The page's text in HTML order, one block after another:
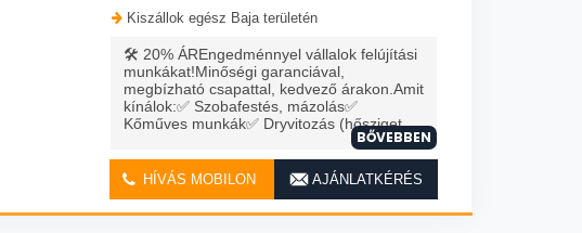
Kiszállok egész Baja területén
🛠️ 20% ÁREngedménnyel vállalok felújítási
munkákat!Minőségi garanciával,
megbízható csapattal, kedvező árakon.Amit
kínálok:✅ Szobafestés, mázolás✅
Kőműves munkák✅ Dryvitozás (hősziget...
BŐVEBBEN
HÍVÁS MOBILON AJÁNLATKÉRÉS